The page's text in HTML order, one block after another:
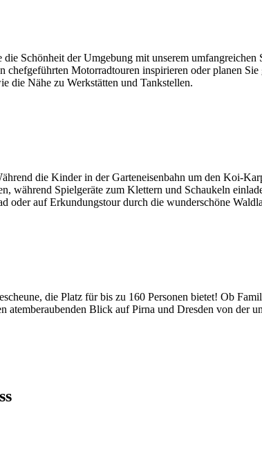
Schönheit der Umgebung mit unserem
chefgeführten Motorradtouren inspirieren oder planen
die Nähe zu Werkstätten und Tankstellen.
die Kinder in der Garteneisenbahn um den Koi-
während Spielgeräte zum Klettern und Schaukeln
oder auf Erkundungstour durch die wunderschöne
die Platz für bis zu 160 Personen bietet! Ob
atemberaubenden Blick auf Pirna und Dresden von